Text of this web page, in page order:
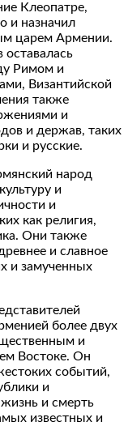
Клеопатре,
и назначил
царем Армении.
Римом и
Византийской
также
и
и держав, таких
и русские.
народ
и
и
как религия,
Они также
и славное
и замученных
более двух
и
Востоке. Он
событий,
и
и смерть
известных и